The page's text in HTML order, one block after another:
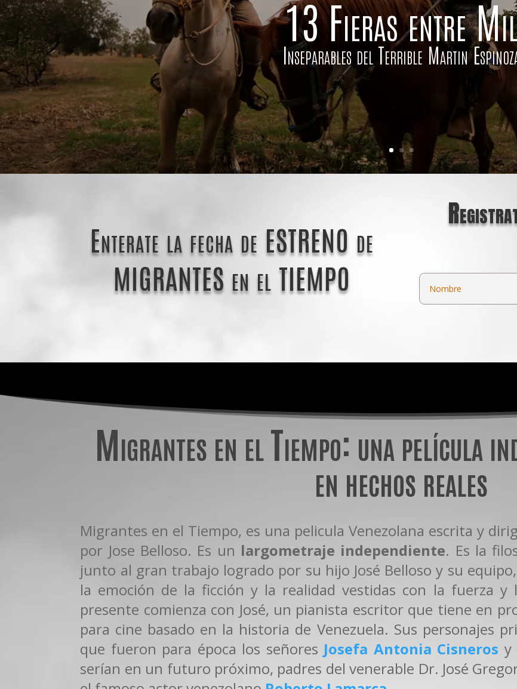
13 Fieras entre
Inseparables del Terrible Martin
Enterate la fecha de ESTRENO de
MIGRANTES en el TIEMPO
Migrantes en el Tiempo: una película
en hechos reales
Migrantes en el Tiempo, es una pelicula Venezolana escrita y
por Jose Belloso. Es un largometraje independiente. Es la
junto al gran trabajo logrado por su hijo José Belloso y su
la emoción de la ficción y la realidad vestidas con la fuerza
presente comienza con José, un pianista escritor que tiene en
para cine basado en la historia de Venezuela. Sus personajes
que fueron para época los señores Josefa Antonia Cisneros y
serían en un futuro próximo, padres del venerable Dr. José